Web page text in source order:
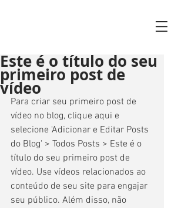
Este é o título do seu
primeiro post de
vídeo
Para criar seu primeiro post de
vídeo no blog, clique aqui e
selecione 'Adicionar e Editar Posts
do Blog' > Todos Posts > Este é o
título do seu primeiro post de
vídeo. Use vídeos relacionados ao
conteúdo de seu site para engajar
seu público. Além disso, não